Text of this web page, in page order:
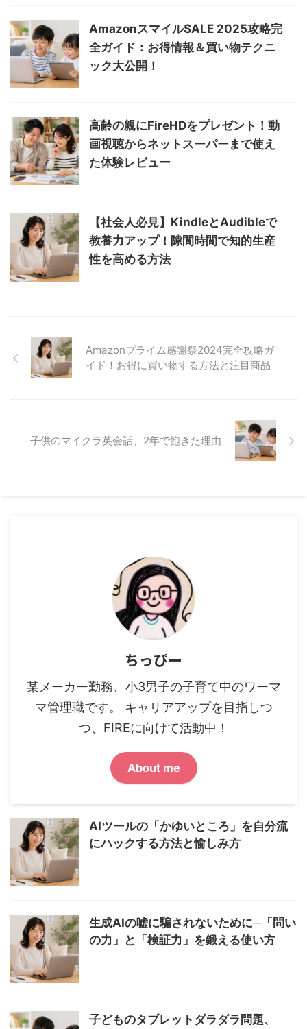
AmazonスマイルSALE 2025攻略完
全ガイド：お得情報＆買い物テクニ
ック大公開！
高齢の親にFireHDをプレゼント！動
画視聴からネットスーパーまで使え
た体験レビュー
【社会人必見】KindleとAudibleで
教養力アップ！隙間時間で知的生産
性を高める方法
Amazonプライム感謝祭2024完全攻略ガ
イド！お得に買い物する方法と注目商品
子供のマイクラ英会話、2年で飽きた理由
ちっぴー
某メーカー勤務、小3男子の子育て中のワーマ
マ管理職です。 キャリアアップを目指しつ
つ、FIREに向けて活動中！
About me
AIツールの「かゆいところ」を自分流
にハックする方法と愉しみ方
生成AIの嘘に騙されないために─「問い
の力」と「検証力」を鍛える使い方
子どものタブレットダラダラ問題、